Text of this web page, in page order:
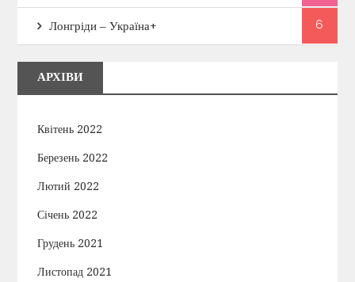
Лонгріди – Україна+ 6
АРХІВИ
Квітень 2022
Березень 2022
Лютий 2022
Січень 2022
Грудень 2021
Листопад 2021